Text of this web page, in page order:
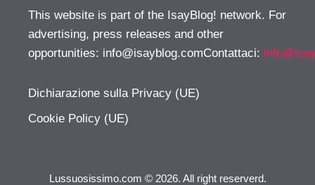
This website is part of the IsayBlog! network. For
advertising, press releases and other
opportunities: info@isayblog.comContattaci:
Dichiarazione sulla Privacy (UE)
Cookie Policy (UE)
Lussuosissimo.com © 2026. All right reserverd.